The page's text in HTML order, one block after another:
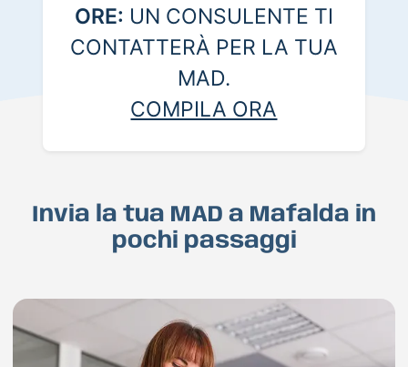
ORE: UN CONSULENTE TI
CONTATTERÀ PER LA TUA
MAD.
COMPILA ORA
Invia la tua MAD a Mafalda in
pochi passaggi